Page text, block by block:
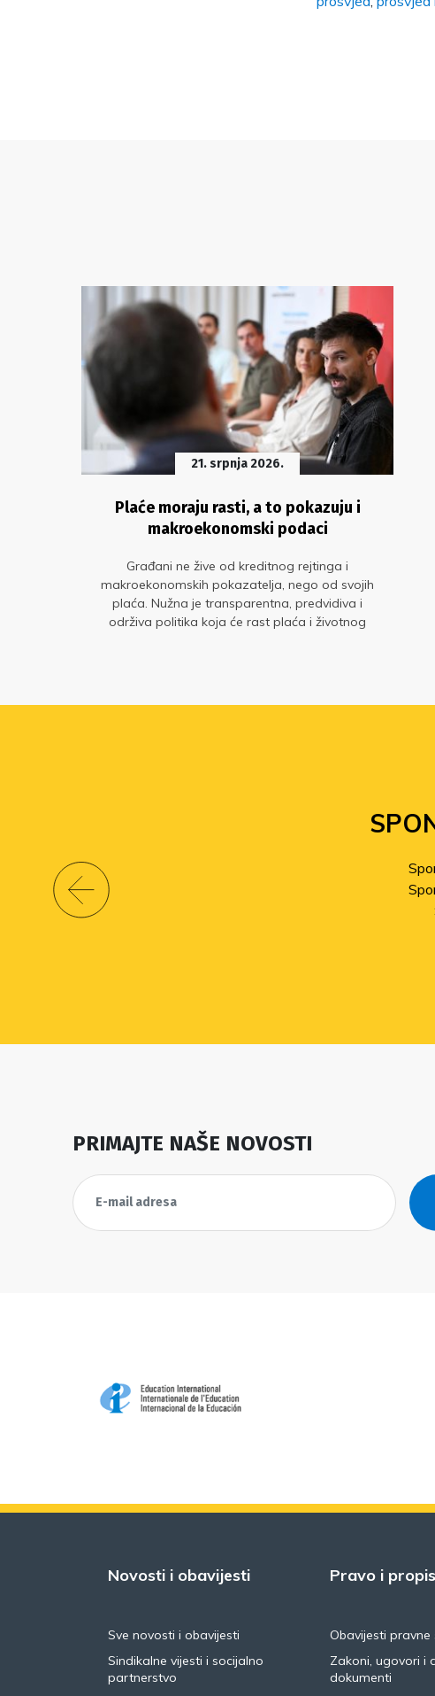
21. srpnja 2026.
Plaće moraju rasti, a to pokazuju i
makroekonomski podaci
Građani ne žive od kreditnog rejtinga i
makroekonomskih pokazatelja, nego od svojih
plaća. Nužna je transparentna, predvidiva i
održiva politika koja će rast plaća i životnog
PRIMAJTE NAŠE NOVOSTI
Novosti i obavijesti
Sve novosti i obavijesti
Sindikalne vijesti i socijalno
partnerstvo
Pravo i
Obavijesti pravne
Zakoni, ugovori i
dokumenti